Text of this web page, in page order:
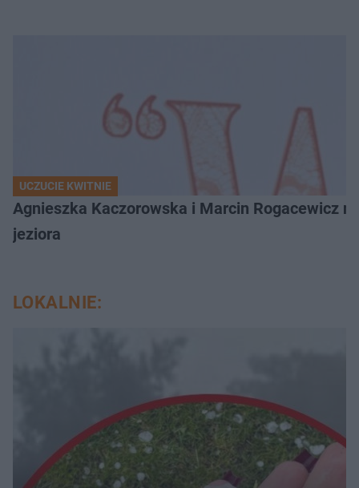
UCZUCIE KWITNIE
Agnieszka Kaczorowska i Marcin Rogacewicz
jeziora
LOKALNIE: